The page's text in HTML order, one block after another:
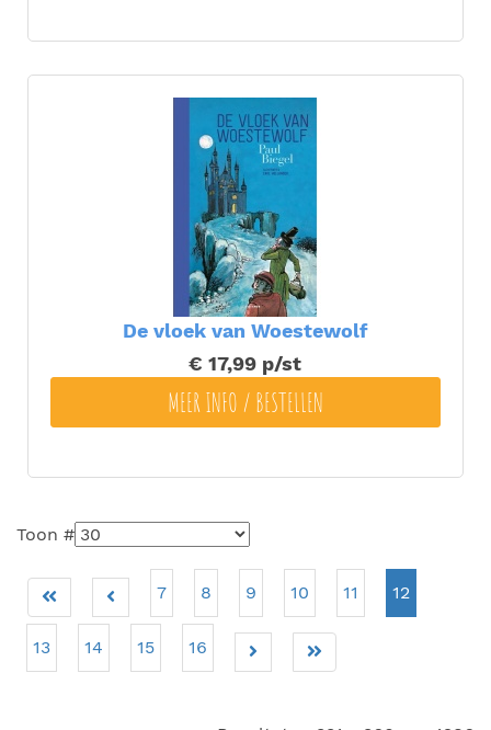
De vloek van Woestewolf
€ 17,99 p/st
MEER INFO / BESTELLEN
Toon #
7 8 9 10 11 12
13 14 15 16